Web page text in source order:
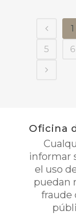
1
5
6
Oficina
informar
el uso
puedan
fraude